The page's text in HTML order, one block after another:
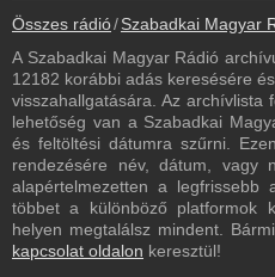
Szabadkai Magyar Rádió
Vissza a Szabadkai Magyar Rádió
Bejelentkezés
Hozz létre saját fiókot!
Műsorújság
Szabadkai Magyar Rádió műsorai
Kapcsolat
Írj nekünk!
Partnerek
Összes rádió Szabadkai Magyar
A Szabadkai Magyar Rádió
12182 korábbi adás keresésére
visszahallgatására. Az archívlista
lehetőség van a Szabadkai
és feltöltési dátumra szűrni.
rendezésére név, dátum, vagy
alapértelmezetten a legfrissebb
többet a különböző platformok
helyen megtalálsz mindent.
kapcsolat oldalon keresztül!